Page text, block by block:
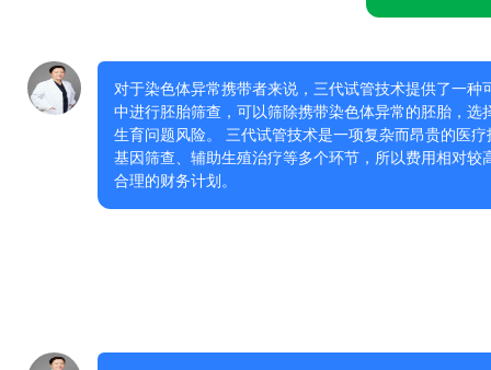
对于染色体异常携带者来说，三代试管技术提供了一
中进行胚胎筛查，可以筛除携带染色体异常的胚胎，
生育问题风险。 三代试管技术是一项复杂而昂贵的医
基因筛查、辅助生殖治疗等多个环节，所以费用相对
合理的财务计划。